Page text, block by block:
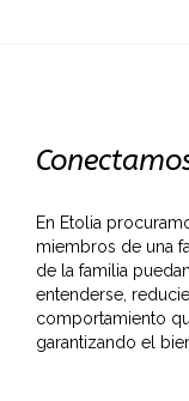
En Etolia
miembros de una
de la familia
entenderse,
comportamiento
garantizando el